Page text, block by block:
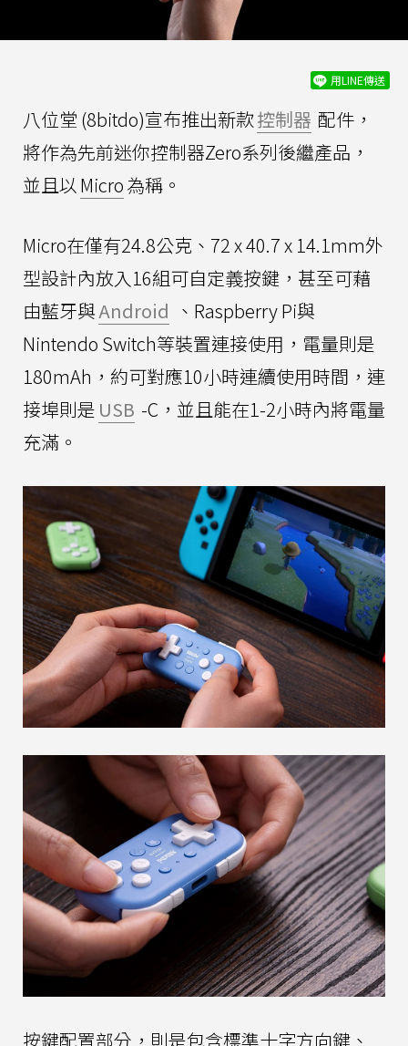
用LINE傳送
八位堂 (8bitdo)宣布推出新款控制器 配件，
將作為先前迷你控制器Zero系列後繼產品，
並且以 Micro為稱。
Micro在僅有24.8公克、72 x 40.7 x 14.1mm外
型設計內放入16組可自定義按鍵，甚至可藉
由藍牙與Android 、Raspberry Pi與
Nintendo Switch等裝置連接使用，電量則是
180mAh，約可對應10小時連續使用時間，連
接埠則是 USB -C，並且能在1-2小時內將電量
充滿。
按鍵配置部分，則是包含標準十字方向鍵、